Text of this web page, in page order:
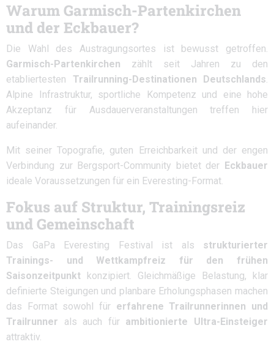
Warum Garmisch-Partenkirchen
und der Eckbauer?
Die Wahl des Austragungsortes ist bewusst getroffen.
Garmisch-Partenkirchen zählt seit Jahren zu den
etabliertesten Trailrunning-Destinationen Deutschlands.
Alpine Infrastruktur, sportliche Kompetenz und eine hohe
Akzeptanz für Ausdauerveranstaltungen treffen hier
aufeinander.
Mit seiner Topografie, guten Erreichbarkeit und der engen
Verbindung zur Bergsport-Community bietet der Eckbauer
ideale Voraussetzungen für ein Everesting-Format.
Fokus auf Struktur, Trainingsreiz
und Gemeinschaft
Das GaPa Everesting Festival ist als strukturierter
Trainings- und Wettkampfreiz für den frühen
Saisonzeitpunkt konzipiert. Gleichmäßige Belastung, klar
definierte Steigungen und planbare Erholungsphasen machen
das Format sowohl für erfahrene Trailrunnerinnen und
Trailrunner als auch für ambitionierte Ultra-Einsteiger
attraktiv.